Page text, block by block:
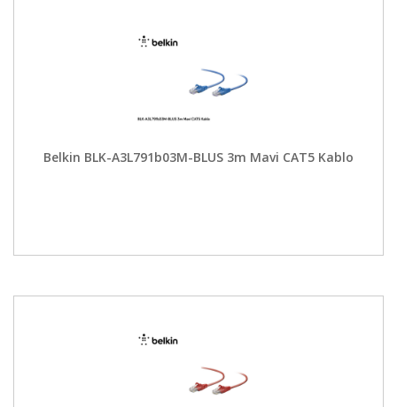
Belkin BLK-A3L791b03M-BLUS 3m Mavi CAT5 Kablo